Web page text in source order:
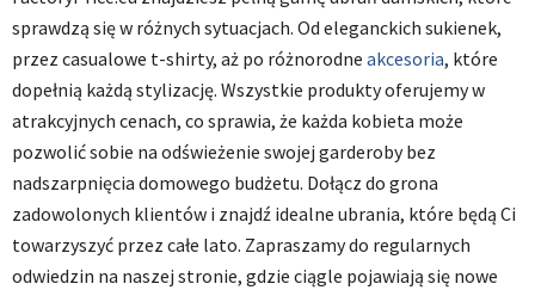
sprawdzą się w różnych sytuacjach. Od eleganckich sukienek,
przez casualowe t-shirty, aż po różnorodne akcesoria, które
dopełnią każdą stylizację. Wszystkie produkty oferujemy w
atrakcyjnych cenach, co sprawia, że każda kobieta może
pozwolić sobie na odświeżenie swojej garderoby bez
nadszarpnięcia domowego budżetu. Dołącz do grona
zadowolonych klientów i znajdź idealne ubrania, które będą Ci
towarzyszyć przez całe lato. Zapraszamy do regularnych
odwiedzin na naszej stronie, gdzie ciągle pojawiają się nowe